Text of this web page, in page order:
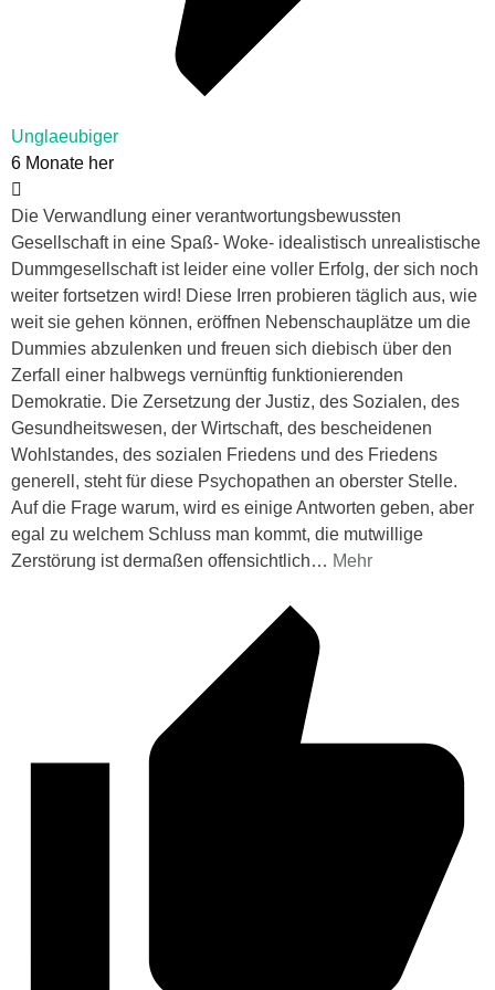
Unglaeubiger
6 Monate her
Die Verwandlung einer verantwortungsbewussten
Gesellschaft in eine Spaß- Woke- idealistisch unrealistische
Dummgesellschaft ist leider eine voller Erfolg, der sich noch
weiter fortsetzen wird! Diese Irren probieren täglich aus, wie
weit sie gehen können, eröffnen Nebenschauplätze um die
Dummies abzulenken und freuen sich diebisch über den
Zerfall einer halbwegs vernünftig funktionierenden
Demokratie. Die Zersetzung der Justiz, des Sozialen, des
Gesundheitswesen, der Wirtschaft, des bescheidenen
Wohlstandes, des sozialen Friedens und des Friedens
generell, steht für diese Psychopathen an oberster Stelle.
Auf die Frage warum, wird es einige Antworten geben, aber
egal zu welchem Schluss man kommt, die mutwillige
Zerstörung ist dermaßen offensichtlich… Mehr